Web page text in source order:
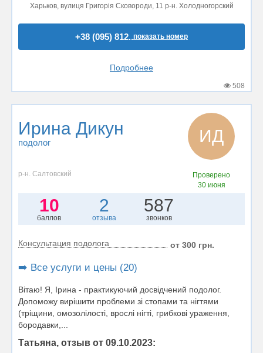
Харьков, вулиця Григорія Сковороди, 11 р-н. Холодногорский
+38 (095) 812..показать номер
Подробнее
508
Ирина Дикун
подолог ИД
р-н. Салтовский
Проверено
30 июня
10
баллов
2
отзыва
587
звонков
Консультация подолога от 300 грн.
➡️ Все услуги и цены (20)
Вітаю! Я, Ірина - практикуючий досвідчений подолог.
Допоможу вирішити проблеми зі стопами та нігтями
(тріщини, омозолілості, врослі нігті, грибкові ураження,
бородавки,...
Татьяна, отзыв от 09.10.2023: